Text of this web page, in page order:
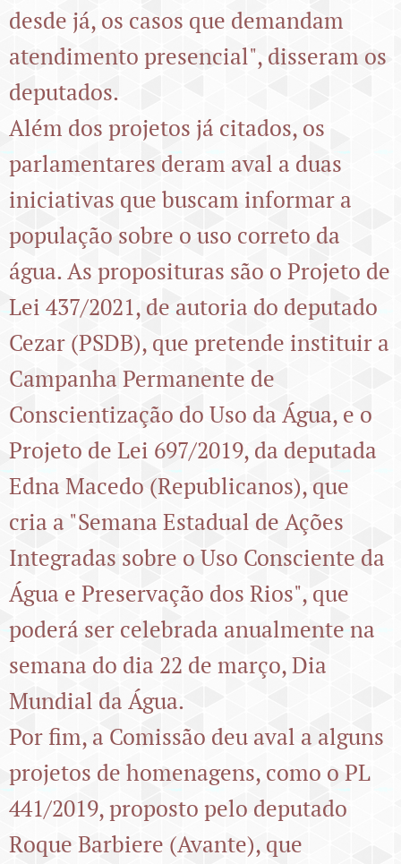
desde já, os casos que demandam
atendimento presencial", disseram os
deputados.
Além dos projetos já citados, os
parlamentares deram aval a duas
iniciativas que buscam informar a
população sobre o uso correto da
água. As proposituras são o Projeto de
Lei 437/2021, de autoria do deputado
Cezar (PSDB), que pretende instituir a
Campanha Permanente de
Conscientização do Uso da Água, e o
Projeto de Lei 697/2019, da deputada
Edna Macedo (Republicanos), que
cria a "Semana Estadual de Ações
Integradas sobre o Uso Consciente da
Água e Preservação dos Rios", que
poderá ser celebrada anualmente na
semana do dia 22 de março, Dia
Mundial da Água.
Por fim, a Comissão deu aval a alguns
projetos de homenagens, como o PL
441/2019, proposto pelo deputado
Roque Barbiere (Avante), que